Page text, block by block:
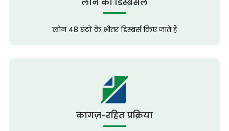
लोन 48 घंटों के भीतर डिस्बर्स किए जाते हैं
कागज़-रहित प्रक्रिया